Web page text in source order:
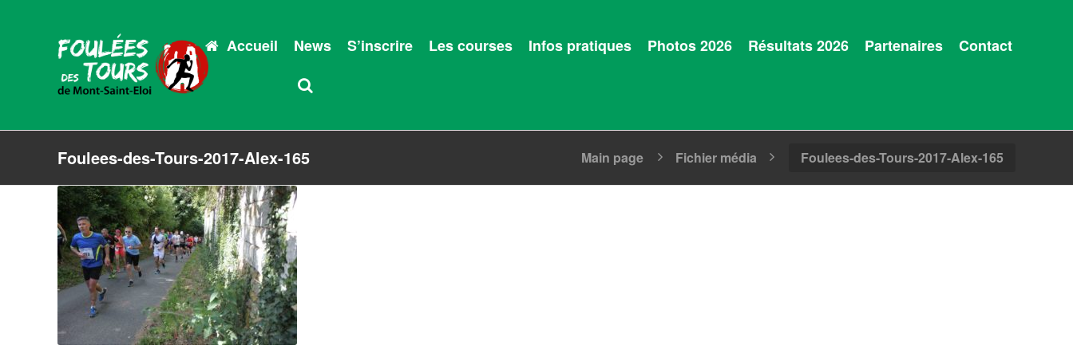
Accueil News S’inscrire Les courses Infos pratiques Photos 2026 Résultats 2026 Partenaires Contact
Foulees-des-Tours-2017-Alex-165 Main page Fichier média Foulees-des-Tours-2017-Alex-165